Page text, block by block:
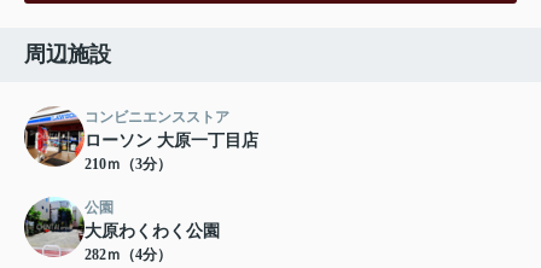
周辺施設
コンビニエンスストア
ローソン 大原一丁目店
210ｍ（3分）
公園
大原わくわく公園
282ｍ（4分）